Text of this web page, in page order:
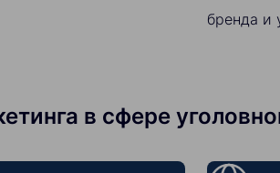
бренда и
в сфере